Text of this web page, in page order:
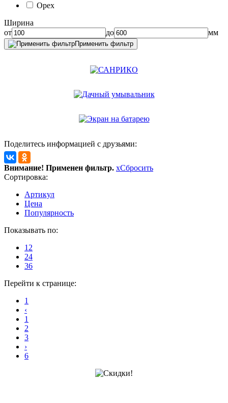
Орех
Ширина
от
до мм
Применить фильтр
Поделитесь информацией с друзьями:
Внимание! Применен фильтр. xСбросить
Сортировка:
Артикул
Цена
Популярность
Показывать по:
12
24
36
Перейти к странице:
1
‹
1
2
3
›
6